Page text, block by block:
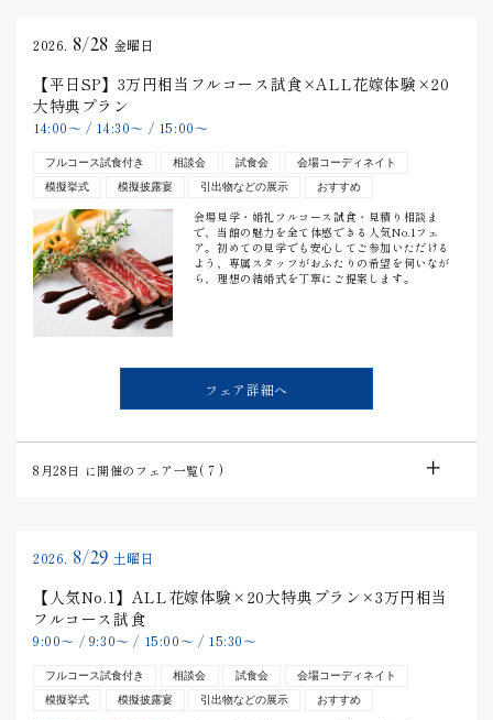
2026. 8/28 金曜日
【平日SP】3万円相当フルコース試食×ALL花嫁体験×20
大特典プラン
14:00〜 / 14:30〜 / 15:00〜
フルコース試食付き 相談会 試食会
会場コーディネイト
模擬挙式
模擬披露宴 引出物などの展示 おすすめ
会場見学・婚礼フルコース試食・見積り相談ま
で、当館の魅力を全て体感できる人気No.1フェ
ア。初めての見学でも安心してご参加いただける
よう、専属スタッフがおふたりの希望を伺いなが
ら、理想の結婚式を丁寧にご提案します。
フェア詳細へ
8月28日 に開催のフェア一覧(7 )
2026. 8/29 土曜日
【人気No.1】ALL花嫁体験×20大特典プラン×3万円相当
フルコース試食
9:00〜 / 9:30〜/ 15:00〜 / 15:30〜
フルコース試食付き 相談会 試食会
会場コーディネイト
模擬挙式
模擬披露宴 引出物などの展示 おすすめ